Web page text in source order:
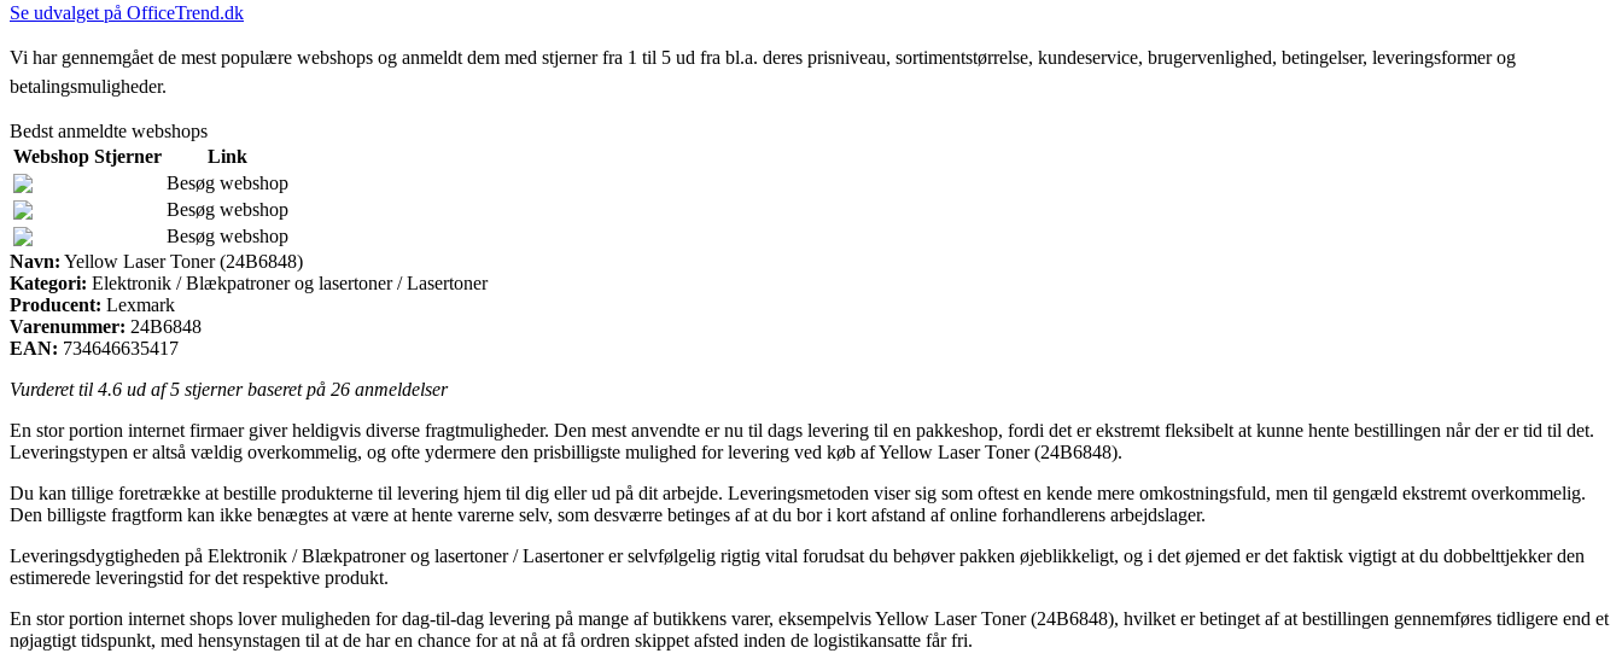
Se udvalget på OfficeTrend.dk
Vi har gennemgået de mest populære webshops og anmeldt dem med stjerner fra 1 til 5 ud fra bl.a. deres prisniveau, sortimentstørrelse, kundeservice, brugervenlighed, betingelser, leveringsformer og
betalingsmuligheder.
Bedst anmeldte webshops
Webshop Stjerner
Link
Besøg webshop
Besøg webshop
Besøg webshop
Navn: Yellow Laser Toner (24B6848)
Kategori: Elektronik / Blækpatroner og lasertoner / Lasertoner
Producent: Lexmark
Varenummer: 24B6848
EAN: 734646635417
Vurderet til 4.6 ud af 5 stjerner baseret på 26 anmeldelser
En stor portion internet firmaer giver heldigvis diverse fragtmuligheder. Den mest anvendte er nu til dags levering til en pakkeshop, fordi det er ekstremt fleksibelt at kunne hente bestillingen når der er tid til det.
Leveringstypen er altså vældig overkommelig, og ofte ydermere den prisbilligste mulighed for levering ved køb af Yellow Laser Toner (24B6848).
Du kan tillige foretrække at bestille produkterne til levering hjem til dig eller ud på dit arbejde. Leveringsmetoden viser sig som oftest en kende mere omkostningsfuld, men til gengæld ekstremt overkommelig.
Den billigste fragtform kan ikke benægtes at være at hente varerne selv, som desværre betinges af at du bor i kort afstand af online forhandlerens arbejdslager.
Leveringsdygtigheden på Elektronik / Blækpatroner og lasertoner / Lasertoner er selvfølgelig rigtig vital forudsat du behøver pakken øjeblikkeligt, og i det øjemed er det faktisk vigtigt at du dobbelttjekker den
estimerede leveringstid for det respektive produkt.
En stor portion internet shops lover muligheden for dag-til-dag levering på mange af butikkens varer, eksempelvis Yellow Laser Toner (24B6848), hvilket er betinget af at bestillingen gennemføres tidligere end et
nøjagtigt tidspunkt, med hensynstagen til at de har en chance for at nå at få ordren skippet afsted inden de logistikansatte får fri.